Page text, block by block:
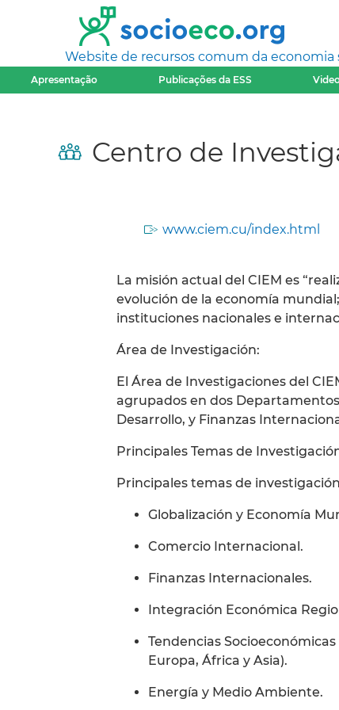
Website de recursos comum da economia
Apresentação Publicações da ESS
Centro de
www.ciem.cu/index.html
La misión actual del CIEM es
evolución de la economía
instituciones nacionales e
Área de Investigación:
El Área de Investigaciones del
agrupados en dos
Desarrollo, y Finanzas
Principales Temas de
Principales temas de
Globalización y Economía
Comercio Internacional.
Finanzas Internacionales.
Integración Económica
Tendencias
Europa, África y Asia).
Energía y Medio Ambiente.